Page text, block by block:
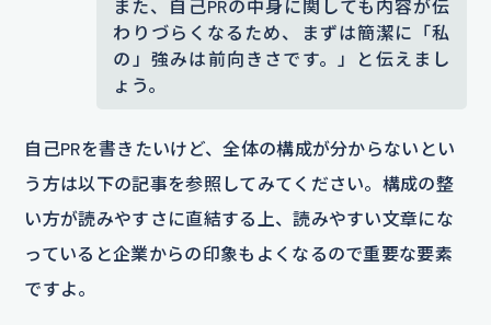
また、自己PRの中身に関しても内容が伝
わりづらくなるため、まずは簡潔に「私
の」強みは前向きさです。」と伝えまし
ょう。
自己PRを書きたいけど、全体の構成が分からないとい
う方は以下の記事を参照してみてください。構成の整
い方が読みやすさに直結する上、読みやすい文章にな
っていると企業からの印象もよくなるので重要な要素
ですよ。